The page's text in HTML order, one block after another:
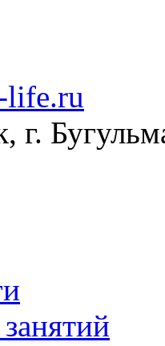
life.ru
г.